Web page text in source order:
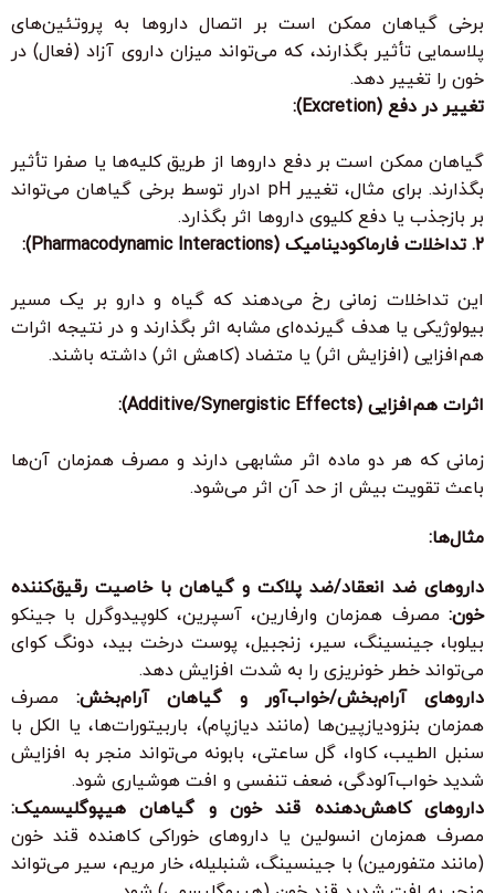
برخی گیاهان ممکن است بر اتصال داروها به پروتئین‌های
پلاسمایی تأثیر بگذارند، که می‌تواند میزان داروی آزاد (فعال) در
خون را تغییر دهد.
تغییر در دفع (Excretion):
گیاهان ممکن است بر دفع داروها از طریق کلیه‌ها یا صفرا تأثیر
بگذارند. برای مثال، تغییر pH ادرار توسط برخی گیاهان می‌تواند
بر بازجذب یا دفع کلیوی داروها اثر بگذارد.
2. تداخلات فارماکودینامیک (Pharmacodynamic Interactions):
این تداخلات زمانی رخ می‌دهند که گیاه و دارو بر یک مسیر
بیولوژیکی یا هدف گیرنده‌ای مشابه اثر بگذارند و در نتیجه اثرات
هم‌افزایی (افزایش اثر) یا متضاد (کاهش اثر) داشته باشند.
اثرات هم‌افزایی (Additive/Synergistic Effects):
زمانی که هر دو ماده اثر مشابهی دارند و مصرف همزمان آن‌ها
باعث تقویت بیش از حد آن اثر می‌شود.
مثال‌ها:
داروهای ضد انعقاد/ضد پلاکت و گیاهان با خاصیت رقیق‌کننده
خون: مصرف همزمان وارفارین، آسپرین، کلوپیدوگرل با جینکو
بیلوبا، جینسینگ، سیر، زنجبیل، پوست درخت بید، دونگ کوای
می‌تواند خطر خونریزی را به شدت افزایش دهد.
داروهای آرام‌بخش/خواب‌آور و گیاهان آرام‌بخش: مصرف
همزمان بنزودیازپین‌ها (مانند دیازپام)، باربیتورات‌ها، یا الکل با
سنبل الطیب، کاوا، گل ساعتی، بابونه می‌تواند منجر به افزایش
شدید خواب‌آلودگی، ضعف تنفسی و افت هوشیاری شود.
داروهای کاهش‌دهنده قند خون و گیاهان هیپوگلیسمیک:
مصرف همزمان انسولین یا داروهای خوراکی کاهنده قند خون
(مانند متفورمین) با جینسینگ، شنبلیله، خار مریم، سیر می‌تواند